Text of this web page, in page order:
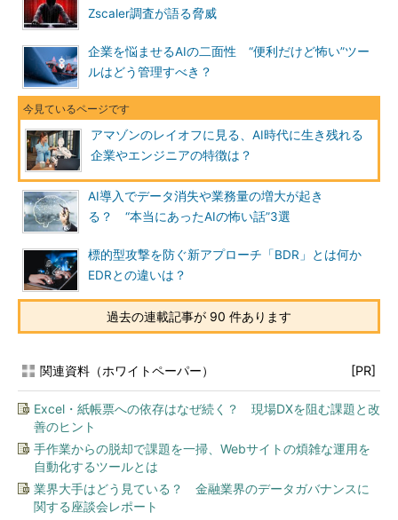
Zscaler調査が語る脅威
企業を悩ませるAIの二面性 “便利だけど怖い”ツー
ルはどう管理すべき？
アマゾンのレイオフに見る、AI時代に生き残れる
企業やエンジニアの特徴は？
AI導入でデータ消失や業務量の増大が起き
る？ “本当にあったAIの怖い話”3選
標的型攻撃を防ぐ新アプローチ「BDR」とは何か
EDRとの違いは？
過去の連載記事が 90 件あります
関連資料（ホワイトペーパー） [PR]
Excel・紙帳票への依存はなぜ続く？ 現場DXを阻む課題と改
善のヒント
手作業からの脱却で課題を一掃、Webサイトの煩雑な運用を
自動化するツールとは
業界大手はどう見ている？ 金融業界のデータガバナンスに
関する座談会レポート